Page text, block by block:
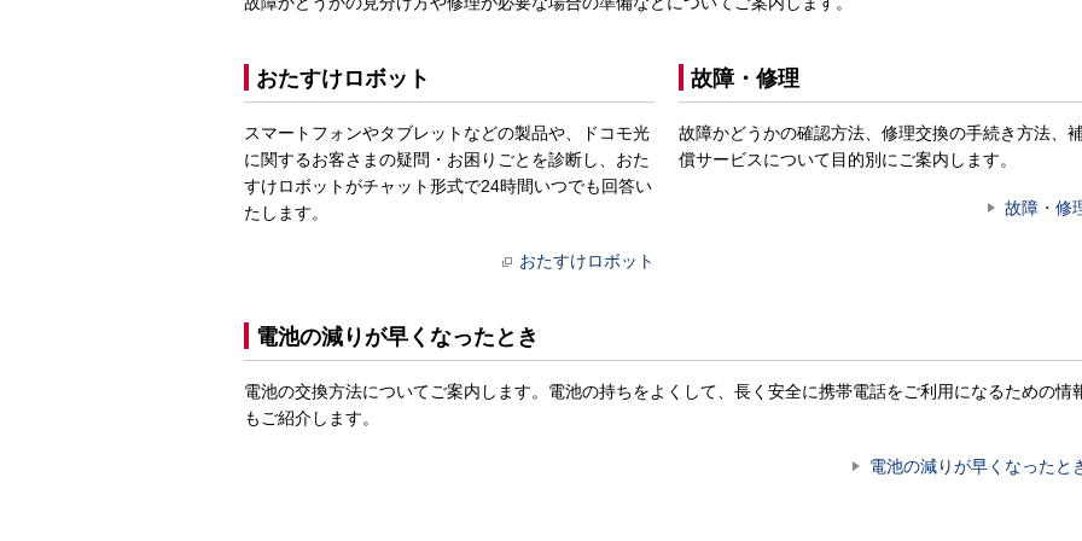
おたすけロボット
スマートフォンやタブレットなどの製品や、ドコモ光
に関するお客さまの疑問・お困りごとを診断し、おた
すけロボットがチャット形式で24時間いつでも回答い
たします。
おたすけロボット
故障・修理
故障かどうかの確認方法、修理交換の手続き方法、
償サービスについて目的別にご案内します。
故障・修
電池の減りが早くなったとき
電池の交換方法についてご案内します。電池の持ちをよくして、長く安全に携帯電話をご利用になるための情
もご紹介します。
電池の減りが早くなったと